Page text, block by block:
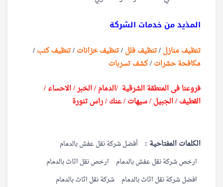
المذيد من خدمات الشركة
تنظيف منازل/تنظيف فلل/تنظيف خزانات/تنظيف كنب/
مكافحة حشرات/كشف تسربات
فروعنا فى المنطقة الشرقية /الدمام / الخبر / الاحساء /
القطيف / الجبيل / سيهات / عنك / راس تنورة
الكلمات المفتاحية : أفضل شركة نقل عفش بالدمام
ارخص شركة نقل عفش بالدمام
ارخص نقل اثاث بالدمام
افضل شركة نقل اثاث بالدمام شركة نقل اثاث بالدمام